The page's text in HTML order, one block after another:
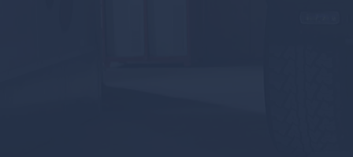
comprimé. Le système hydraulique
de course et garantit ainsi la plus
colonne de commande. Ainsi, le groupe